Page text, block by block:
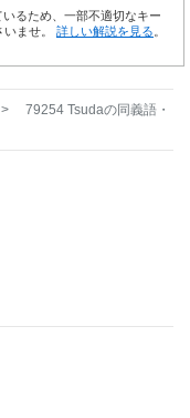
るため、一部不適切なキー
ませ。 詳しい解説を見る
> 79254 Tsudaの同義語・